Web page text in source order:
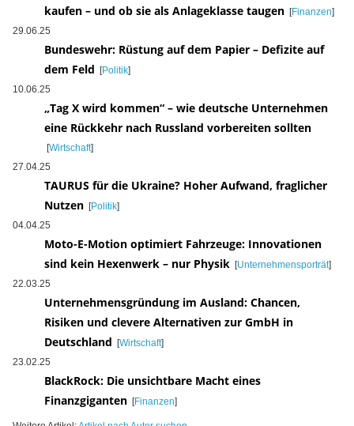
kaufen – und ob sie als Anlageklasse taugen [Finanzen]
29.06.25
Bundeswehr: Rüstung auf dem Papier – Defizite auf
dem Feld
[Politik]
10.06.25
„Tag X wird kommen“ – wie deutsche Unternehmen
eine Rückkehr nach Russland vorbereiten sollten
[Wirtschaft]
27.04.25
TAURUS für die Ukraine? Hoher Aufwand, fraglicher
Nutzen [Politik]
04.04.25
Moto-E-Motion optimiert Fahrzeuge: Innovationen
sind kein Hexenwerk – nur Physik[Unternehmensporträt]
22.03.25
Unternehmensgründung im Ausland: Chancen,
Risiken und clevere Alternativen zur GmbH in
Deutschland
[Wirtschaft]
23.02.25
BlackRock: Die unsichtbare Macht eines
Finanzgiganten [Finanzen]